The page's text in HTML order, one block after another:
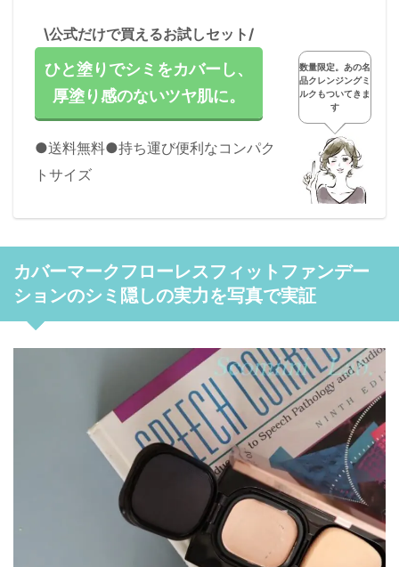
\公式だけで買えるお試しセット/
ひと塗りでシミをカバーし、
厚塗り感のないツヤ肌に。
●送料無料●持ち運び便利なコンパク
トサイズ
数量限定。あの名
品クレンジングミ
ルクもついてきま
す
カバーマークフローレスフィットファンデー
ションのシミ隠しの実力を写真で実証